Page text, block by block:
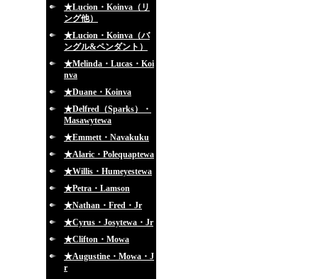
★Lucion・Koinva（リ
ング他）
★Lucion・Koinva（バ
ングル&ペンダント）
★Melinda・Lucas・Koi
nva
★Duane・Koinva
★Delfred（Sparks）・
Masawytewa
★Emmett・Navakuku
★Alaric・Polequaptewa
★Willis・Humeyestewa
★Petra・Lamson
★Nathan・Fred・Jr
★Cyrus・Josytewa・Jr
★Clifton・Mowa
★Augustine・Mowa・J
r